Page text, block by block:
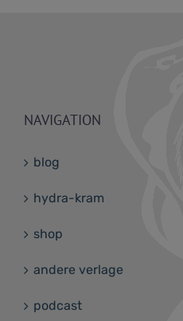
NAVIGATION
blog
hydra-kram
shop
andere verlage
podcast